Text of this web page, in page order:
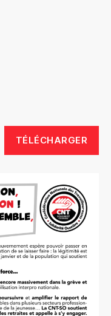
TÉLÉCHARGER